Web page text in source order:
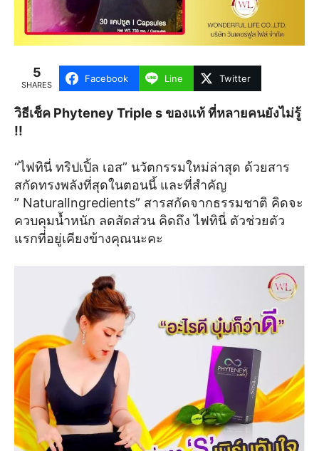
5
SHARES
Facebook Line Twitter
วิธีเช็ค Phyteney Triple s ของแท้ ที่หลายคนยังไม่รู้
!!
“ไฟทินี่ ทริปเปิ้ล เอส” นวัตกรรมใหม่ล่าสุด ด้วยสาร
สกัดทรงพลังที่สุดในตอนนี้ และที่สำคัญ
” NaturalIngredients” สารสกัดจากธรรมชาติ คิดจะ
ควบคุมน้ำหนัก ลดสัดส่วน คิดถึง ไฟทินี่ ตัวช่วยตัว
แรกที่อยู่เคียงข้างคุณนะคะ